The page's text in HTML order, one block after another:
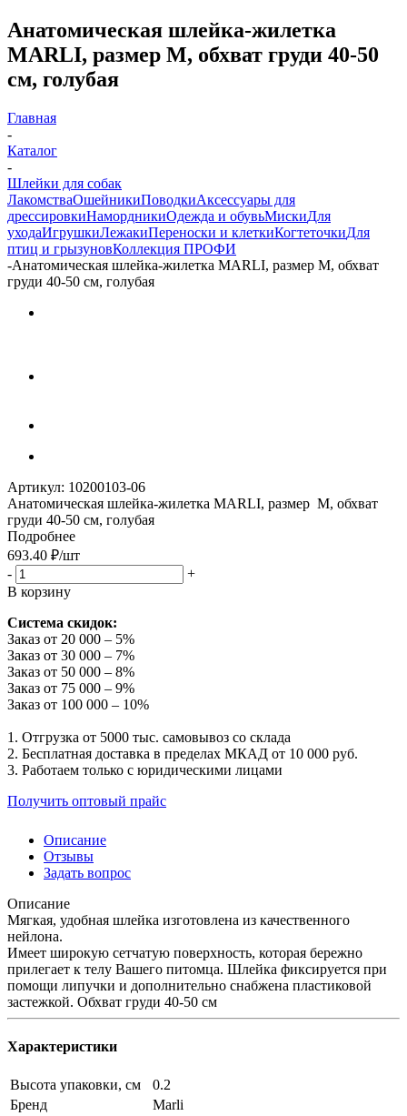
Анатомическая шлейка-жилетка
MARLI, размер M, обхват груди 40-50
см, голубая
Главная
-
Каталог
-
Шлейки для собак
ЛакомстваОшейникиПоводкиАксессуары для
дрессировкиНамордникиОдежда и обувьМискиДля
уходаИгрушкиЛежакиПереноски и клеткиКогтеточкиДля
птиц и грызуновКоллекция ПРОФИ
-Анатомическая шлейка-жилетка MARLI, размер M, обхват
груди 40-50 см, голубая
Артикул: 10200103-06
Анатомическая шлейка-жилетка MARLI, размер M, обхват
груди 40-50 см, голубая
Подробнее
693.40 ₽/шт
-
+
В корзину
Система скидок:
Заказ от 20 000 – 5%
Заказ от 30 000 – 7%
Заказ от 50 000 – 8%
Заказ от 75 000 – 9%
Заказ от 100 000 – 10%
1. Отгрузка от 5000 тыс. самовывоз со склада
2. Бесплатная доставка в пределах МКАД от 10 000 руб.
3. Работаем только с юридическими лицами
Получить оптовый прайс
Описание
Отзывы
Задать вопрос
Описание
Мягкая, удобная шлейка изготовлена из качественного
нейлона.
Имеет широкую сетчатую поверхность, которая бережно
прилегает к телу Вашего питомца. Шлейка фиксируется при
помощи липучки и дополнительно снабжена пластиковой
застежкой. Обхват груди 40-50 см
Характеристики
Высота упаковки, см
0.2
Бренд
Marli